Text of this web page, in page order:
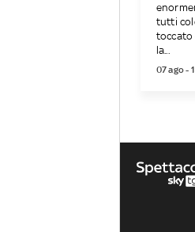
tutti
toccato
la...
07 ago -